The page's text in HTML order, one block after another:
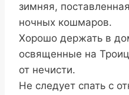
зимняя,
ночных кошмаров.
Хорошо держать в
освященные на
от нечисти.
Не следует спать с